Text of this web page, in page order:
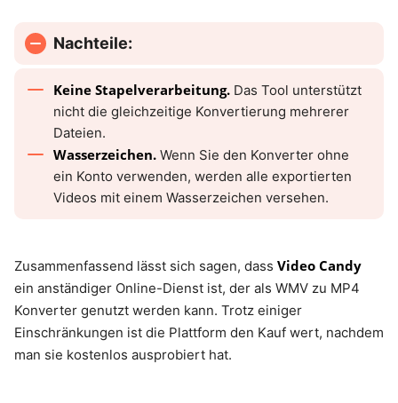
Nachteile:
Keine Stapelverarbeitung. Das Tool unterstützt
nicht die gleichzeitige Konvertierung mehrerer
Dateien.
Wasserzeichen. Wenn Sie den Konverter ohne
ein Konto verwenden, werden alle exportierten
Videos mit einem Wasserzeichen versehen.
Zusammenfassend lässt sich sagen, dass Video Candy
ein anständiger Online-Dienst ist, der als WMV zu MP4
Konverter genutzt werden kann. Trotz einiger
Einschränkungen ist die Plattform den Kauf wert, nachdem
man sie kostenlos ausprobiert hat.